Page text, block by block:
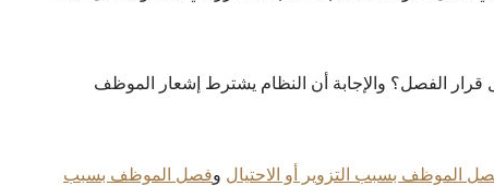
الفصل؟ والإجابة أن النظام يشترط إشعار الموظف
الموظف بسبب التزوير أو الاحتيال وفصل الموظف بسبب